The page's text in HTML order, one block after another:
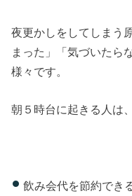
夜更かしをしてしまう
まった」「気づいたら
様々です。
朝５時台に起きる人は
飲み会代を節約でき